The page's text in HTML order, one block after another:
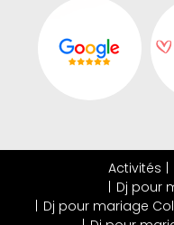
Activités
Dj pour
Dj pour mariage